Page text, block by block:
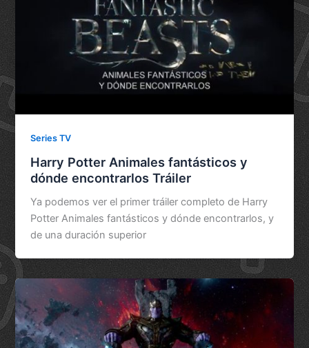
Series TV
Harry Potter Animales fantásticos y
dónde encontrarlos Tráiler
Ya podemos ver el primer tráiler completo de Harry
Potter Animales fantásticos y dónde encontrarlos, y
de una duración superior